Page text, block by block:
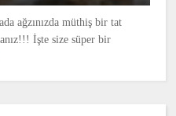
ağzınızda müthiş bir tat
İşte size süper bir